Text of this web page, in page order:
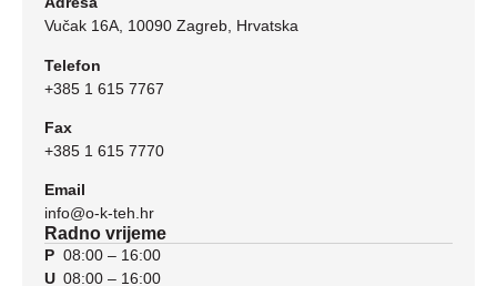
Vučak 16A, 10090 Zagreb, Hrvatska
Telefon
+385 1 615 7767
Fax
+385 1 615 7770
Email
info@o-k-teh.hr
Radno vrijeme
P
U
08:00 – 16:00
08:00 – 16:00